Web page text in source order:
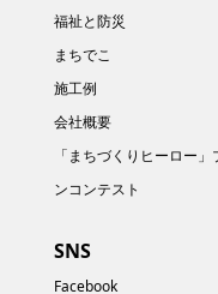
福祉と防災
まちでこ
施工例
会社概要
「まちづくりヒーロー」
ンコンテスト
SNS
Facebook